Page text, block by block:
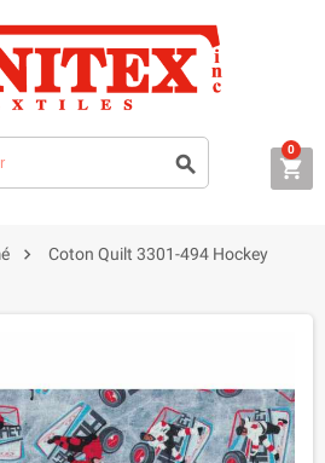
 
0
 Coton Quilt 3301-494 Hockey